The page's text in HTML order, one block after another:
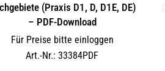
(Praxis D1, D, D1E, DE)
– PDF-Download
Für Preise bitte einloggen
Art.-Nr.: 33384PDF